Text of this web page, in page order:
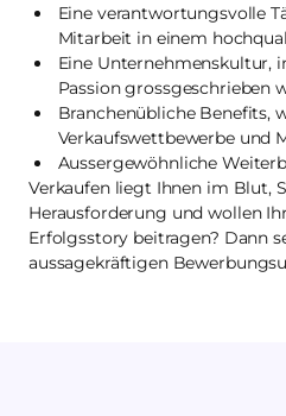
Eine verantwortungsvolle
Mitarbeit in einem
Eine Unternehmenskultur,
Passion grossgeschrieben
Branchenübliche Benefits,
Verkaufswettbewerbe und
Aussergewöhnliche
Verkaufen liegt Ihnen im Blut,
Herausforderung und wollen
Erfolgsstory beitragen? Dann
aussagekräftigen